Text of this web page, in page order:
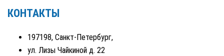
КОНТАКТЫ
197198, Санкт-Петербург,
ул. Лизы Чайкиной д. 22